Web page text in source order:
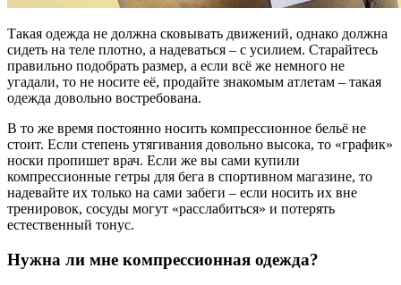
Такая одежда не должна сковывать движений, однако должна
сидеть на теле плотно, а надеваться – с усилием. Старайтесь
правильно подобрать размер, а если всё же немного не
угадали, то не носите её, продайте знакомым атлетам – такая
одежда довольно востребована.
В то же время постоянно носить компрессионное бельё не
стоит. Если степень утягивания довольно высока, то «график»
носки пропишет врач. Если же вы сами купили
компрессионные гетры для бега в спортивном магазине, то
надевайте их только на сами забеги – если носить их вне
тренировок, сосуды могут «расслабиться» и потерять
естественный тонус.
Нужна ли мне компрессионная одежда?